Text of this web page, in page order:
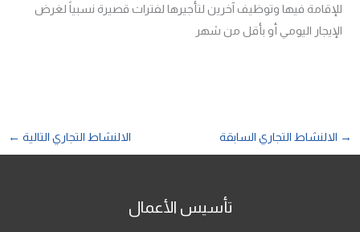
للإقامة فيها وتوظيف آخرين لتأجيرها لفترات قصيرة نسبياً لغرض
الإيجار اليومي أو بأقل من شهر
→ الالنشاط التجاري السابقة الالنشاط التجاري التالية ←
تأسيس الأعمال